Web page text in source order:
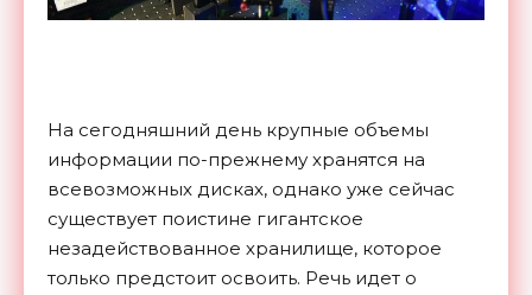
На сегодняшний день крупные объемы
информации по-прежнему хранятся на
всевозможных дисках, однако уже сейчас
существует поистине гигантское
незадействованное хранилище, которое
только предстоит освоить. Речь идет о